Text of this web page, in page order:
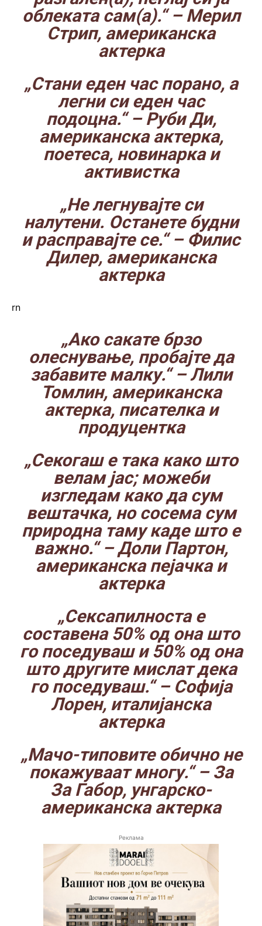
облеката сам(а).“– Мерил
Стрип, американска
актерка
„Стани еден час порано, а
легни си еден час
подоцна.“– Руби Ди,
американска актерка,
поетеса, новинарка и
активистка
„Не легнувајте си
налутени. Останете будни
и расправајте се.“– Филис
Дилер, американска
актерка
rn
„Ако сакате брзо
олеснување, пробајте да
забавите малку.“– Лили
Томлин, американска
актерка, писателка и
продуцентка
„Секогаш е така како што
велам јас; можеби
изгледам како да сум
вештачка, но сосема сум
природна таму каде што е
важно.“– Доли Партон,
американска пејачка и
актерка
„Сексапилноста е
составена 50% од она што
го поседуваш и 50% од она
што другите мислат дека
го поседуваш.“– Софија
Лорен, италијанска
актерка
„Мачо-типовите обично не
покажуваат многу.“– За
За Габор, унгарско-
американска актерка
Реклама